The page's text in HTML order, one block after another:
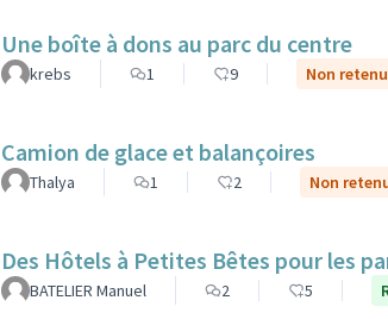
Une boîte à dons au parc du centre
krebs 1 9 Non
Camion de glace et balançoires
Thalya 1 2 Non
Des Hôtels à Petites Bêtes pour les
BATELIER Manuel 2 5